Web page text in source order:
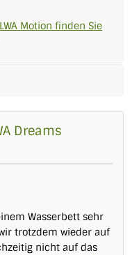
Motion finden Sie
Dreams
Wasserbett sehr
trotzdem wieder auf
nicht auf das